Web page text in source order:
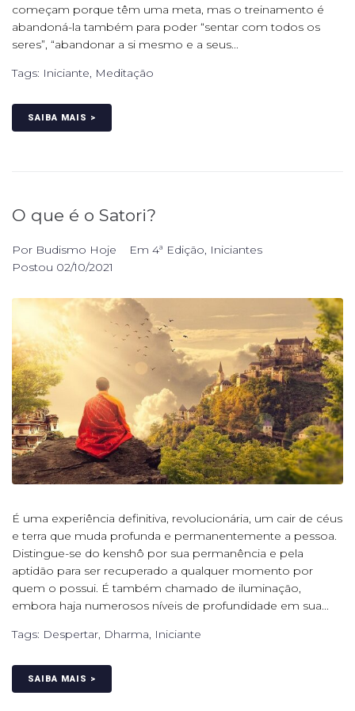
começam porque têm uma meta, mas o treinamento é
abandoná-la também para poder “sentar com todos os
seres”, “abandonar a si mesmo e a seus...
Tags: Iniciante Meditação
SAIBA MAIS >
O que é o Satori?
Por Budismo Hoje Em 4ª Edição Iniciantes
Postou 02/10/2021
É uma experiência definitiva, revolucionária, um cair de céus
e terra que muda profunda e permanentemente a pessoa.
Distingue-se do kenshô por sua permanência e pela
aptidão para ser recuperado a qualquer momento por
quem o possui. É também chamado de iluminação,
embora haja numerosos níveis de profundidade em sua...
Tags: Despertar, Dharma, Iniciante
SAIBA MAIS >